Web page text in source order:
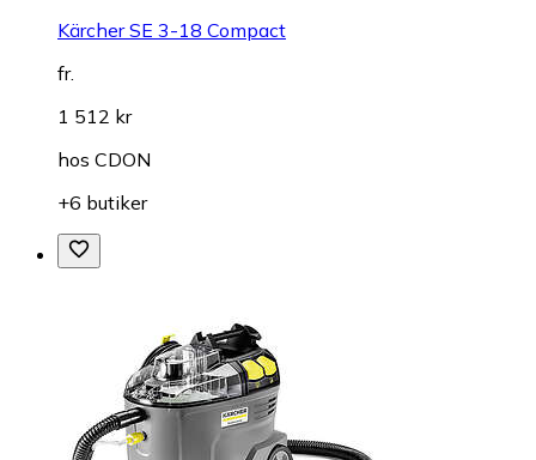
Kärcher SE 3-18 Compact
fr.
1 512 kr
hos CDON
+6 butiker